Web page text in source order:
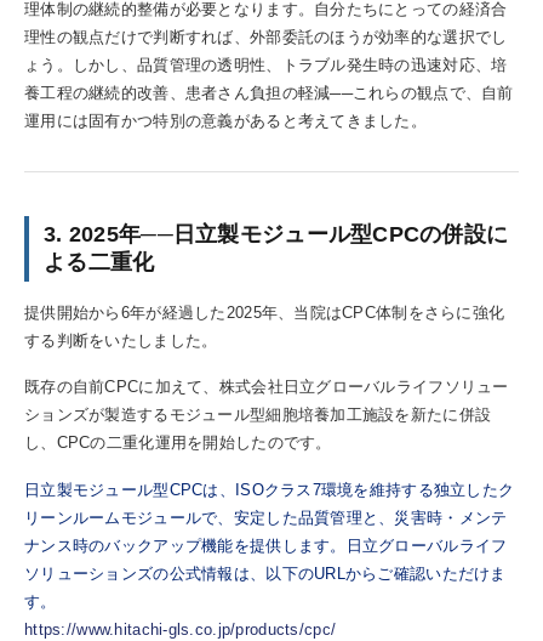
理体制の継続的整備が必要となります。自分たちにとっての経済合
理性の観点だけで判断すれば、外部委託のほうが効率的な選択でし
ょう。しかし、品質管理の透明性、トラブル発生時の迅速対応、培
養工程の継続的改善、患者さん負担の軽減──これらの観点で、自前
運用には固有かつ特別の意義があると考えてきました。
3. 2025年──日立製モジュール型CPCの併設に
よる二重化
提供開始から6年が経過した2025年、当院はCPC体制をさらに強化
する判断をいたしました。
既存の自前CPCに加えて、株式会社日立グローバルライフソリュー
ションズが製造するモジュール型細胞培養加工施設を新たに併設
し、CPCの二重化運用を開始したのです。
日立製モジュール型CPCは、ISOクラス7環境を維持する独立したク
リーンルームモジュールで、安定した品質管理と、災害時・メンテ
ナンス時のバックアップ機能を提供します。日立グローバルライフ
ソリューションズの公式情報は、以下のURLからご確認いただけま
す。
https://www.hitachi-gls.co.jp/products/cpc/